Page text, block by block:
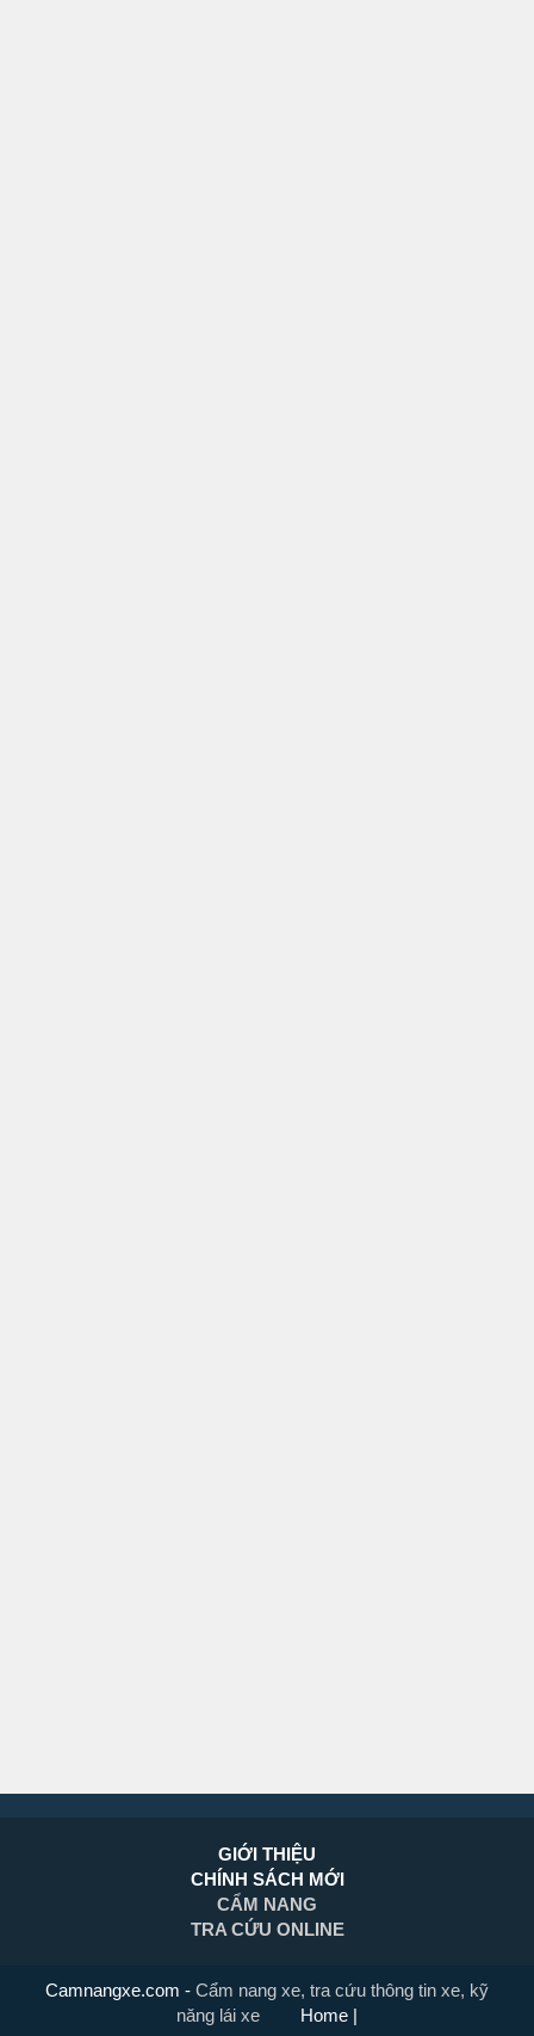
GIỚI THIỆU
CHÍNH SÁCH MỚI
CẨM NANG
TRA CỨU ONLINE
Camnangxe.com - Cẩm nang xe, tra cứu thông tin xe, kỹ
năng lái xe
Home |